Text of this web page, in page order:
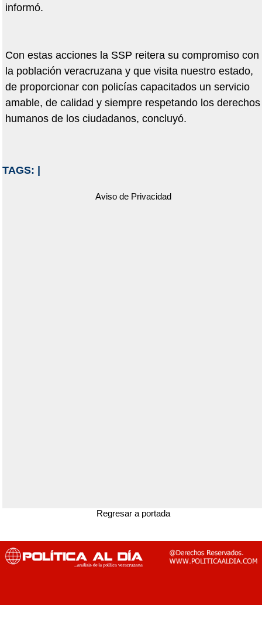
informó.
Con estas acciones la SSP reitera su compromiso con
la población veracruzana y que visita nuestro estado,
de proporcionar con policías capacitados un servicio
amable, de calidad y siempre respetando los derechos
humanos de los ciudadanos, concluyó.
TAGS:
Aviso de Privacidad
Regresar a portada